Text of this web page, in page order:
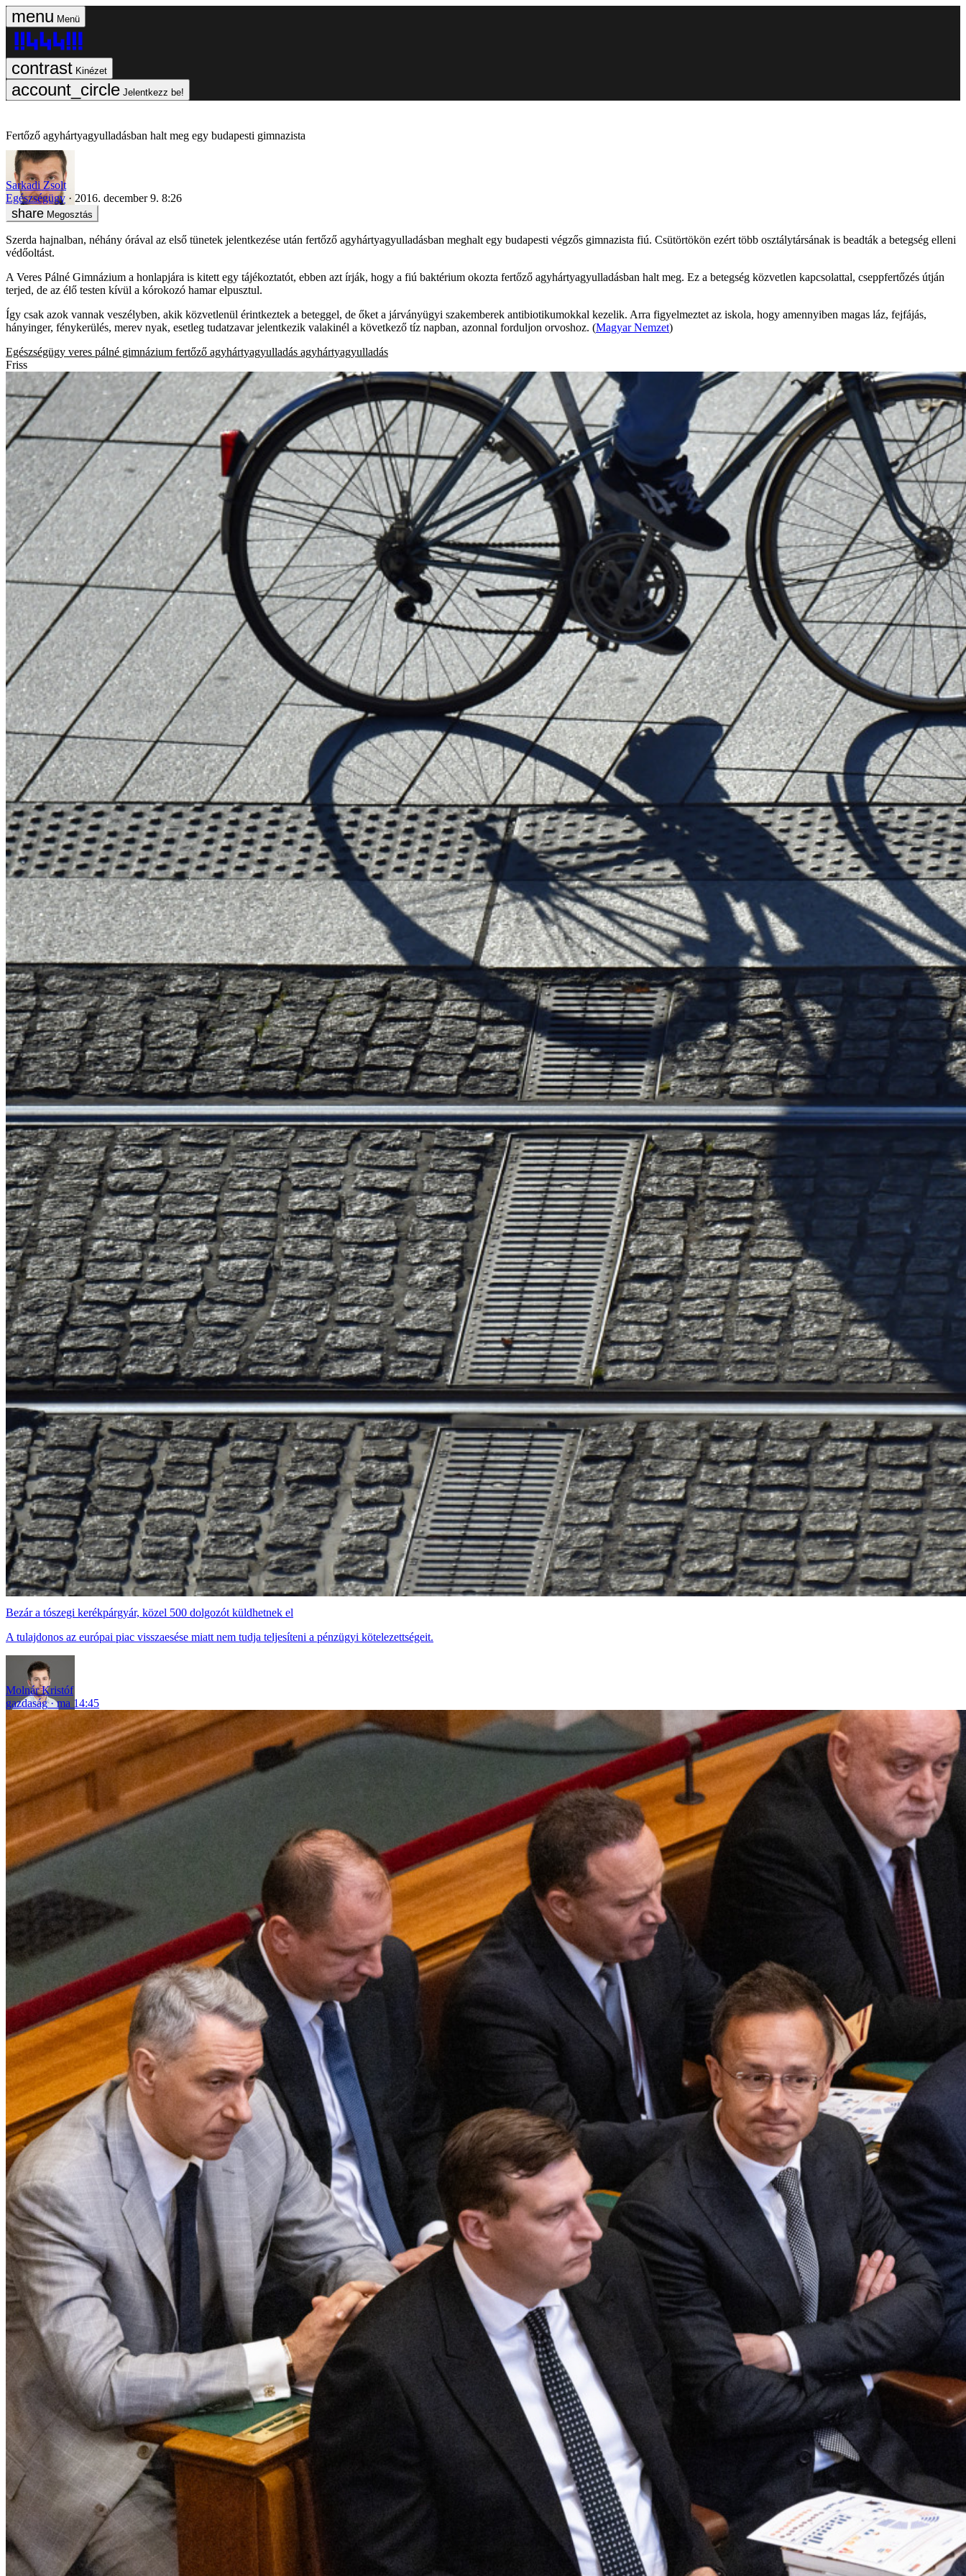
Menü
Kinézet
Jelentkezz be!
Fertőző agyhártyagyulladásban halt meg egy budapesti gimnazista
Sarkadi Zsolt
Egészségügy
2016. december 9. 8:26
Megosztás
Szerda hajnalban, néhány órával az első tünetek jelentkezése után fertőző agyhártyagyulladásban meghalt egy budapesti végzős gimnazista fiú. Csütörtökön ezért több osztálytársának is beadták a betegség elleni
védőoltást.
A Veres Pálné Gimnázium a honlapjára is kitett egy tájékoztatót, ebben azt írják, hogy a fiú baktérium okozta fertőző agyhártyagyulladásban halt meg. Ez a betegség közvetlen kapcsolattal, cseppfertőzés útján
terjed, de az élő testen kívül a kórokozó hamar elpusztul.
Így csak azok vannak veszélyben, akik közvetlenül érintkeztek a beteggel, de őket a járványügyi szakemberek antibiotikumokkal kezelik. Arra figyelmeztet az iskola, hogy amennyiben magas láz, fejfájás,
hányinger, fénykerülés, merev nyak, esetleg tudatzavar jelentkezik valakinél a következő tíz napban, azonnal forduljon orvoshoz. (Magyar Nemzet)
Egészségügy veres pálné gimnázium fertőző agyhártyagyulladás agyhártyagyulladás
Friss
Bezár a tószegi kerékpárgyár, közel 500 dolgozót küldhetnek el
A tulajdonos az európai piac visszaesése miatt nem tudja teljesíteni a pénzügyi kötelezettségeit.
Molnár Kristóf
gazdaság
ma 14:45